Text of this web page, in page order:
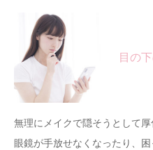
目の
無理にメイクで隠そうとして
眼鏡が手放せなくなったり、